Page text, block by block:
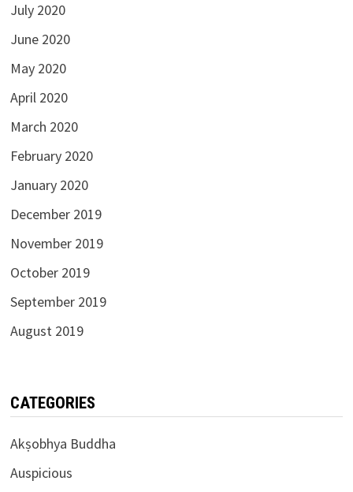
July 2020
June 2020
May 2020
April 2020
March 2020
February 2020
January 2020
December 2019
November 2019
October 2019
September 2019
August 2019
CATEGORIES
Akṣobhya Buddha
Auspicious